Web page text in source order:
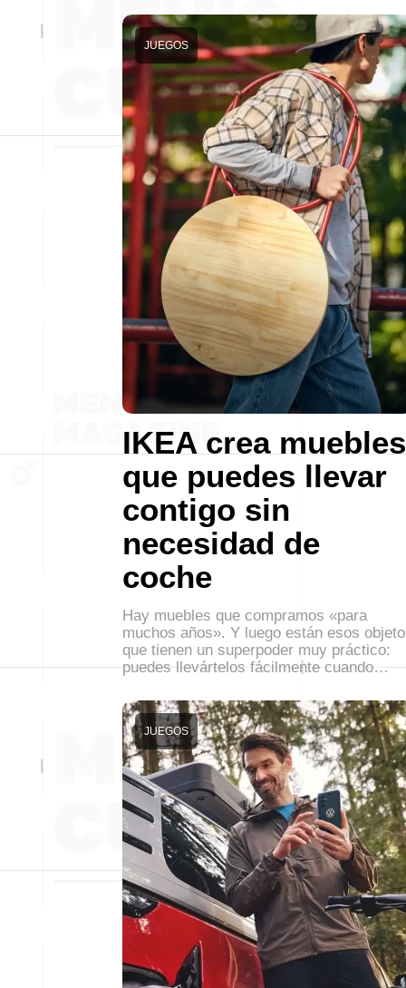
IKEA crea muebles
que puedes llevar
contigo sin
necesidad de
coche
JUEGOS
Hay muebles que compramos «para
muchos años». Y luego están esos
que tienen un superpoder muy práctico:
puedes llevártelos fácilmente cuando…
JUEGOS